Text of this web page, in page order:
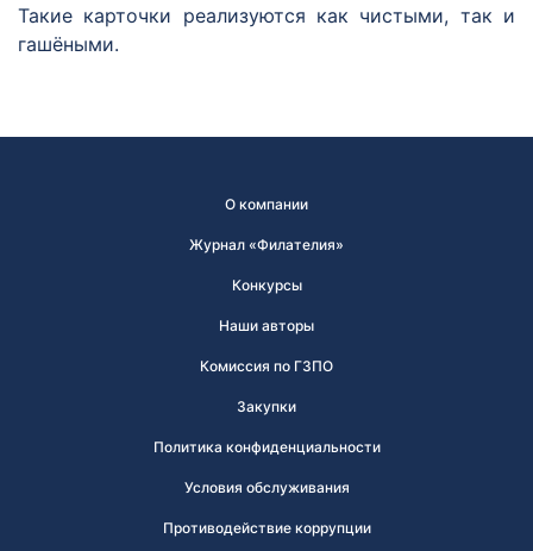
Такие карточки реализуются как чистыми, так и
гашёными.
О компании
Журнал «Филателия»
Конкурсы
Наши авторы
Комиссия по ГЗПО
Закупки
Политика конфиденциальности
Условия обслуживания
Противодействие коррупции